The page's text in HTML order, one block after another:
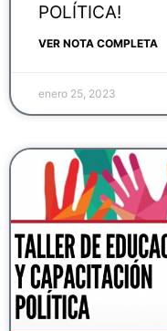
POLÍTICA!
VER NOTA COMPLETA
enero 25, 2023